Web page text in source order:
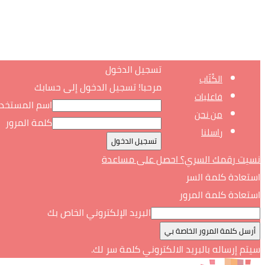
الكُتّاب
فاعليات
من نحن
راسلنا
تسجيل الدخول
مرحبا! تسجيل الدخول إلى حسابك
اسم
كلمة المرور
نسيت رقمك السري؟ احصل على مساعدة
استعادة كلمة السر
استعادة كلمة المرور
البريد الإلكتروني الخاص بك
سيتم إرساله بالبريد الالكتروني كلمة سر لك.